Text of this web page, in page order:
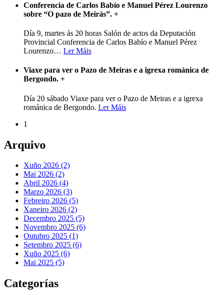
Conferencia de Carlos Babío e Manuel Pérez Lourenzo
sobre “O pazo de Meirás”. +
Día 9, martes ás 20 horas Salón de actos da Deputación
Provincial Conferencia de Carlos Babío e Manuel Pérez
Lourenzo… Ler Máis
Viaxe para ver o Pazo de Meiras e a igrexa románica de
Bergondo. +
Día 20 sábado Viaxe para ver o Pazo de Meiras e a igrexa
románica de Bergondo. Ler Máis
1
Arquivo
Xuño 2026 (2)
Mai 2026 (2)
Abril 2026 (4)
Marzo 2026 (3)
Febreiro 2026 (5)
Xaneiro 2026 (2)
Decembro 2025 (5)
Novembro 2025 (6)
Outubro 2025 (1)
Setembro 2025 (6)
Xuño 2025 (6)
Mai 2025 (5)
Categorías